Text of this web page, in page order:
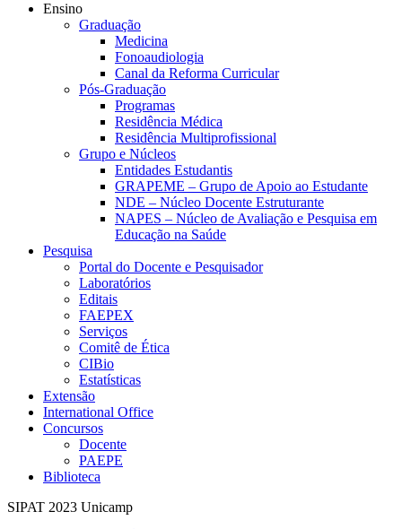
Ensino
Graduação
Medicina
Fonoaudiologia
Canal da Reforma Curricular
Pós-Graduação
Programas
Residência Médica
Residência Multiprofissional
Grupo e Núcleos
Entidades Estudantis
GRAPEME – Grupo de Apoio ao Estudante
NDE – Núcleo Docente Estruturante
NAPES – Núcleo de Avaliação e Pesquisa em
Educação na Saúde
Pesquisa
Portal do Docente e Pesquisador
Laboratórios
Editais
FAEPEX
Serviços
Comitê de Ética
CIBio
Estatísticas
Extensão
International Office
Concursos
Docente
PAEPE
Biblioteca
SIPAT 2023 Unicamp